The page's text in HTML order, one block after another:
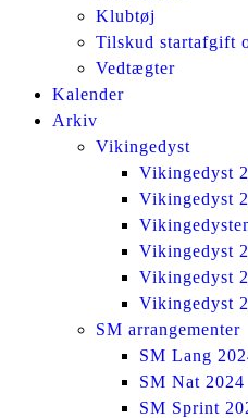
Klubtøj
Tilskud startafgift
Vedtægter
Kalender
Arkiv
Vikingedyst
Vikingedyst
Vikingedyst
Vikingedyst
Vikingedyst
Vikingedyst
SM arrangementer
SM Lang
SM Nat 2024
SM Sprint